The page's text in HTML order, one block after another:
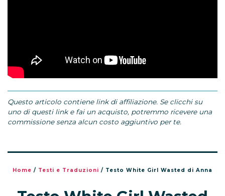
Questo articolo contiene link di affiliazione. Se clicchi su
uno di questi link e fai un acquisto, potremmo ricevere una
commissione senza alcun costo aggiuntivo per te.
Home / Testi e Traduzioni / Testo White Girl Wasted di Anna